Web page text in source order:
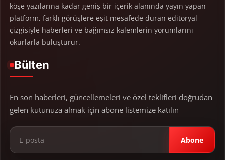
köşe yazılarına kadar geniş bir içerik alanında yayın yapan
platform, farklı görüşlere eşit mesafede duran editoryal
çizgisiyle haberleri ve bağımsız kalemlerin yorumlarını
okurlarla buluşturur.
Bülten
En son haberleri, güncellemeleri ve özel teklifleri doğrudan
gelen kutunuza almak için abone listemize katılın
Abone